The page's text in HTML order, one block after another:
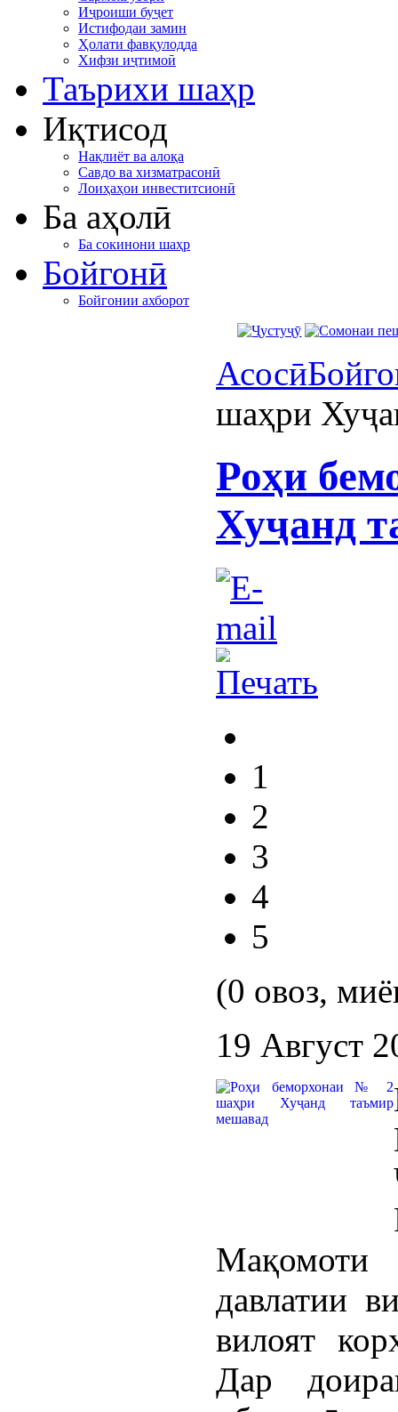
Иҷроиши буҷет
Истифодаи замин
Ҳолати фавқулодда
Хифзи иҷтимоӣ
Таърихи шаҳр
Иқтисод
Нақлиёт ва алоқа
Савдо ва хизматрасонӣ
Лоиҳаҳои инвеститсионӣ
Ба аҳолӣ
Ба сокинони шаҳр
Бойгонӣ
Бойгонии ахборот
Асосӣ
шаҳри
Роҳи
Хуҷанд
1
2
3
4
5
(0 овоз,
19 Август
давлатии
вилоят
Дар